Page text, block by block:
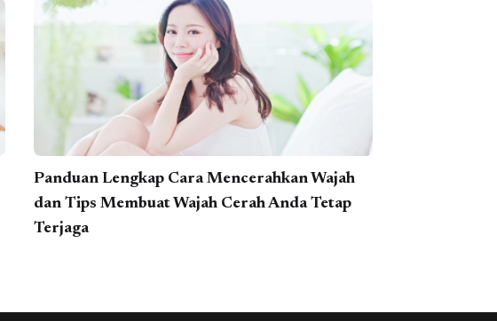
Panduan Lengkap Cara Mencerahkan Wajah
dan Tips Membuat Wajah Cerah Anda Tetap
Terjaga